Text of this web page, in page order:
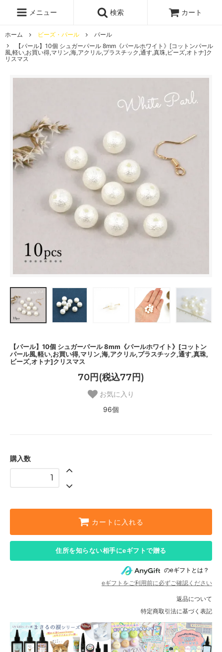
メニュー 検索 カート
ホーム ビーズ・パール
パール
【パール】10個 シュガーパール 8mm《パールホワイト》[コットンパール
風,軽い,お買い得,マリン,海,アクリル,プラスチック,通す,真珠,ビーズ,オトナ]ク
リスマス
【パール】10個 シュガーパール 8mm《パールホワイト》[コットン
パール風,軽い,お買い得,マリン,海,アクリル,プラスチック,通す,真珠,
ビーズ,オトナ]クリスマス
70円(税込77円)
お気に入り
96個
購入数
カートに入れる
住所を知らない相手にeギフトで贈る
のeギフトとは？
eギフトをご利用前に必ずご確認ください
返品について
特定商取引法に基づく表記